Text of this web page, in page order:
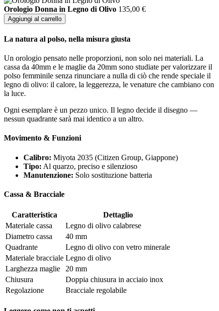
Orologio Donna in Legno di Olivo 135,00 €
Aggiungi al carrello
La natura al polso, nella misura giusta
Un orologio pensato nelle proporzioni, non solo nei materiali. La
cassa da 40mm e le maglie da 20mm sono studiate per valorizzare il
polso femminile senza rinunciare a nulla di ciò che rende speciale il
legno di olivo: il calore, la leggerezza, le venature che cambiano con
la luce.
Ogni esemplare è un pezzo unico. Il legno decide il disegno —
nessun quadrante sarà mai identico a un altro.
Movimento & Funzioni
Calibro: Miyota 2035 (Citizen Group, Giappone)
Tipo: Al quarzo, preciso e silenzioso
Manutenzione: Solo sostituzione batteria
Cassa & Bracciale
Caratteristica
Dettaglio
Materiale cassa
Legno di olivo calabrese
Diametro cassa
40 mm
Quadrante
Legno di olivo con vetro minerale
Materiale bracciale Legno di olivo
Larghezza maglie
20 mm
Chiusura
Doppia chiusura in acciaio inox
Regolazione
Bracciale regolabile